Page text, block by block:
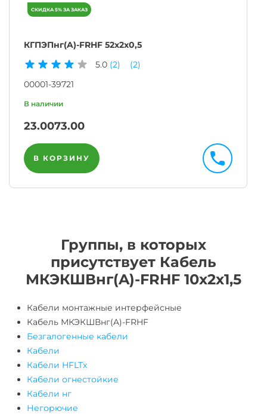
КГПЭПнг(A)-FRHF 52х2х0,5
5.0 (2)
(2)
00001-39721
23.0073.00
В КОРЗИНУ
Группы, в которых
присутствует Кабель
МКЭКШВнг(A)-FRHF 10х2х1,5
Кабели монтажные интерфейсные
Кабель МКЭКШВнг(A)-FRHF
Безгалогенные кабели
Кабели
Кабели HFLTx
Кабели огнестойкие
Кабели нг
Негорючие